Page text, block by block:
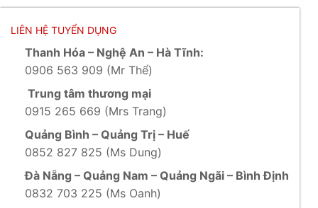
LIÊN HỆ TUYỂN DỤNG
Thanh Hóa – Nghệ An – Hà Tĩnh:
0906 563 909 (Mr Thể)
Trung tâm thương mại
0915 265 669 (Mrs Trang)
Quảng Bình – Quảng Trị – Huế
0852 827 825 (Ms Dung)
Đà Nẵng – Quảng Nam – Quảng Ngãi – Bình Định
0832 703 225 (Ms Oanh)